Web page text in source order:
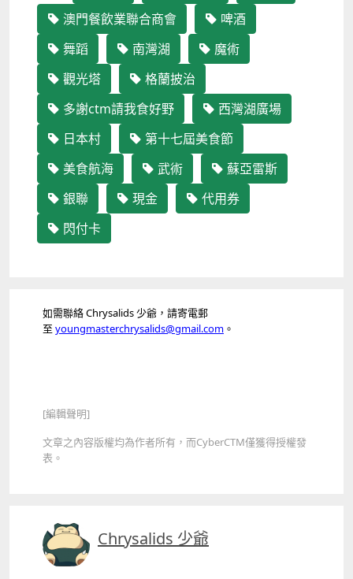
澳門餐飲業聯合商會
啤酒
舞蹈
南灣湖
魔術
觀光塔
格蘭披治
多謝ctm請我食好野
西灣湖廣場
日本村
第十七屆美食節
美食航海
武術
蘇亞雷斯
銀聯
現金
代用券
閃付卡
如需聯絡 Chrysalids 少爺，請寄電郵
至 youngmasterchrysalids@gmail.com 。
[編輯聲明]
文章之內容版權均為作者所有，而CyberCTM僅獲得授權發
表。
Chrysalids 少爺